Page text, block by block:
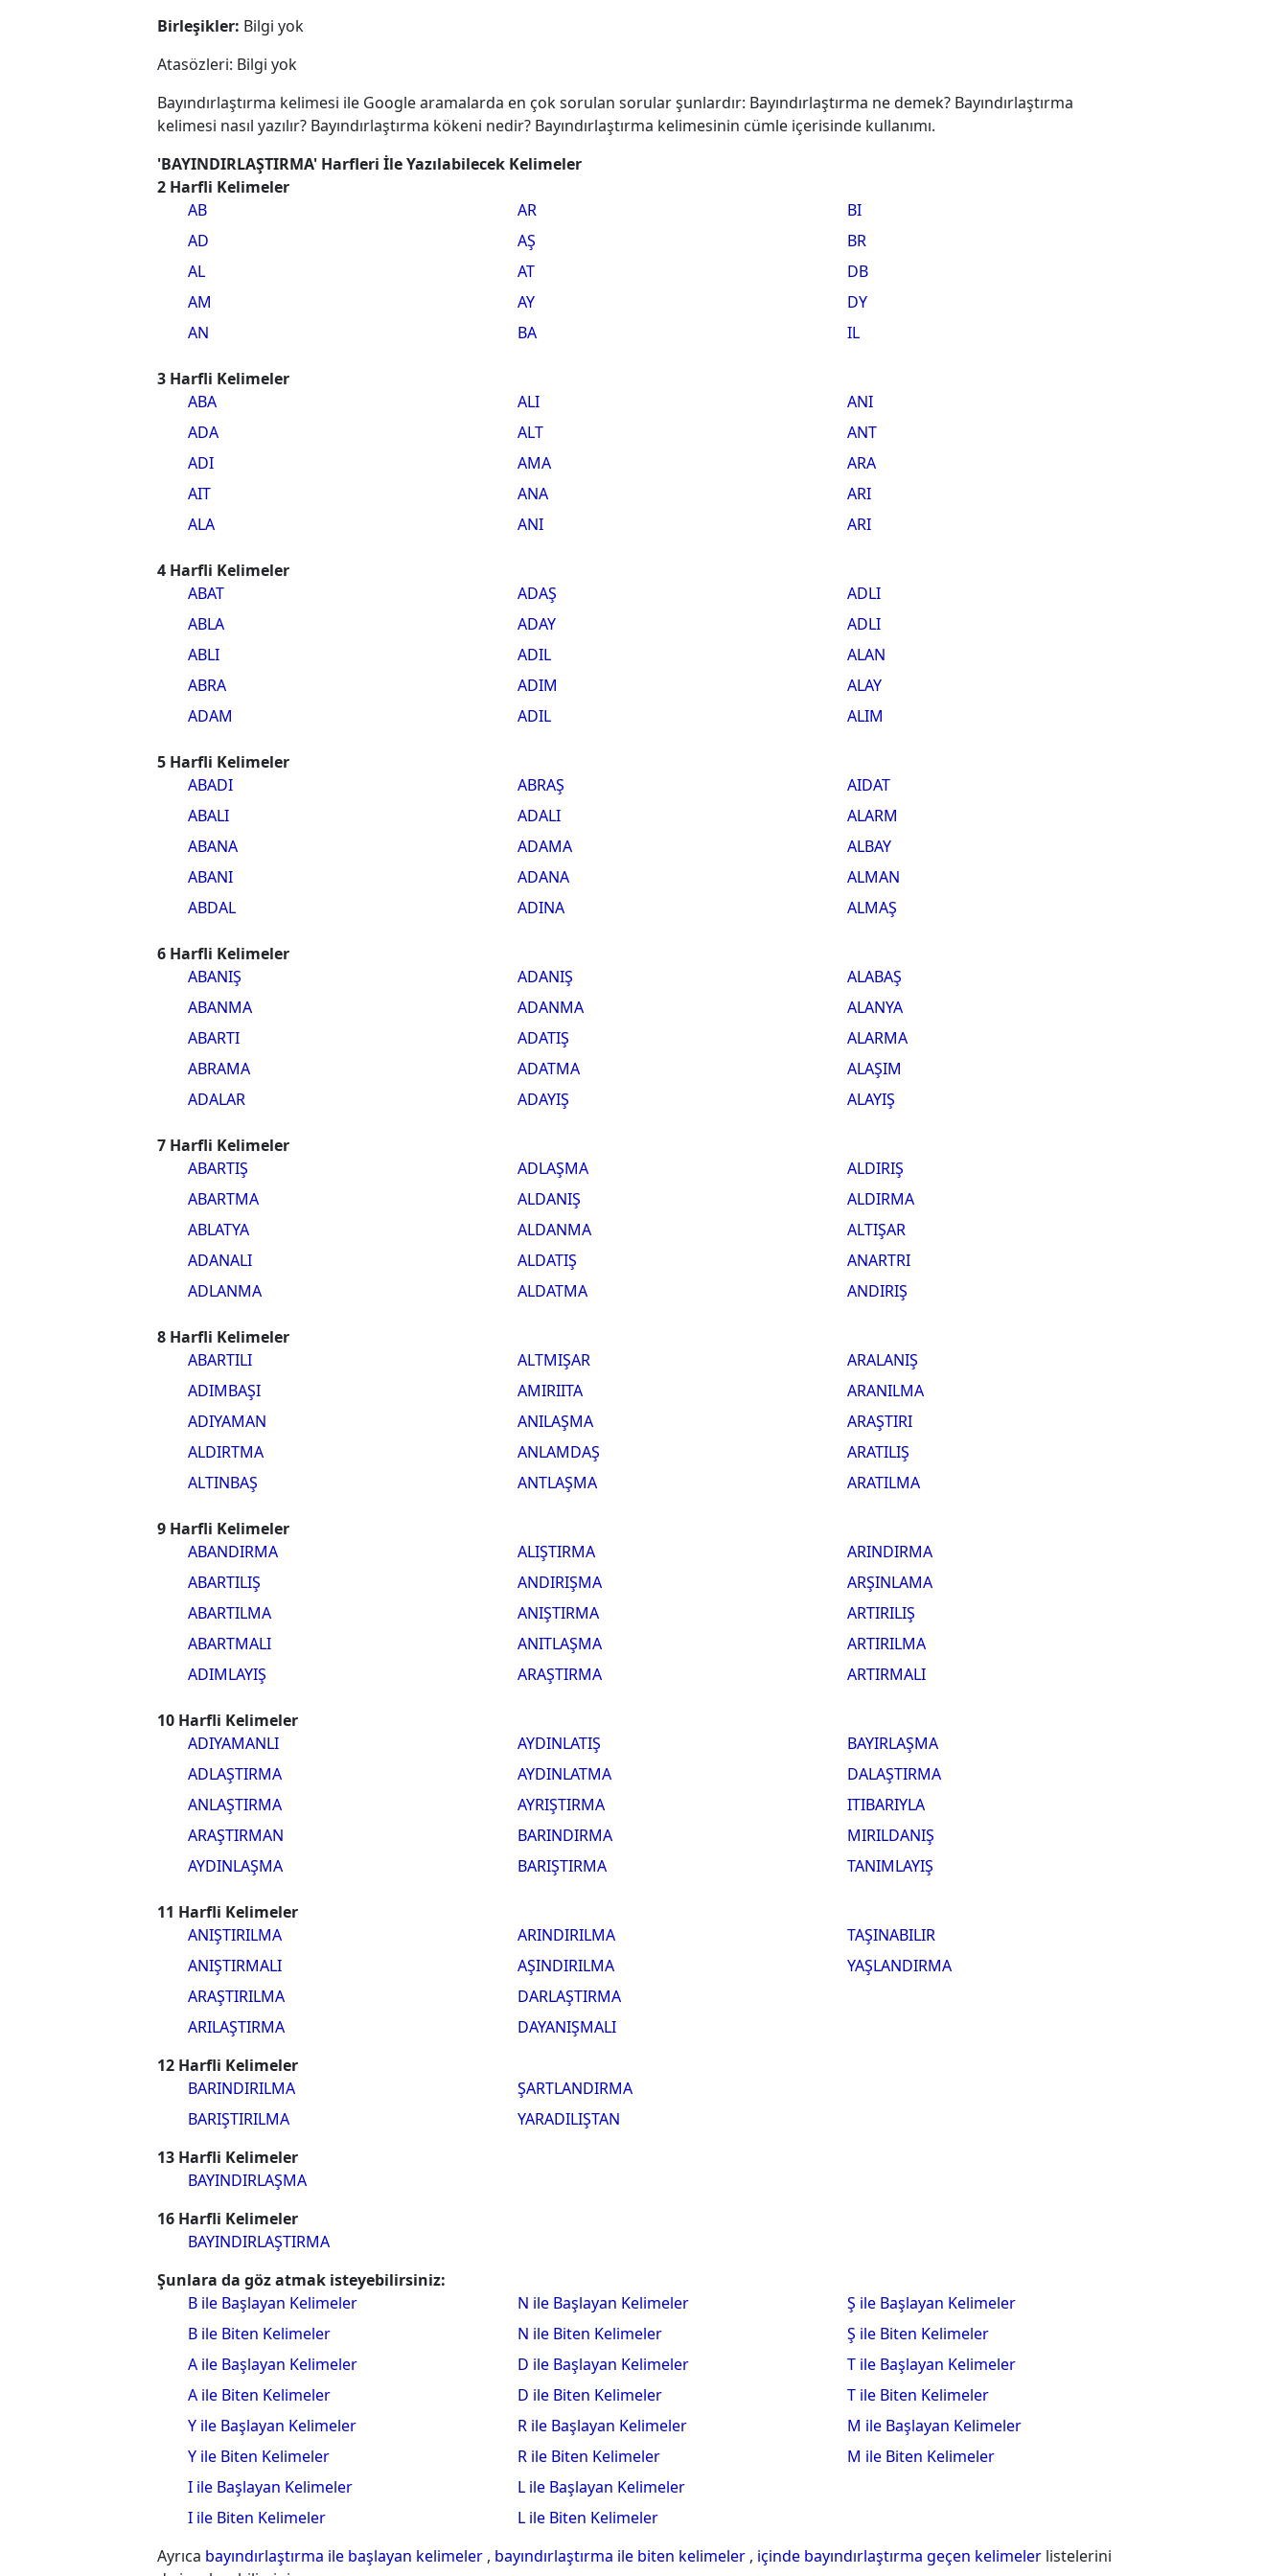
Birleşikler: Bilgi yok
Atasözleri: Bilgi yok
Bayındırlaştırma kelimesi ile Google aramalarda en çok sorulan sorular şunlardır: Bayındırlaştırma ne demek? Bayındırlaştırma
kelimesi nasıl yazılır? Bayındırlaştırma kökeni nedir? Bayındırlaştırma kelimesinin cümle içerisinde kullanımı.
'BAYINDIRLAŞTIRMA' Harfleri İle Yazılabilecek Kelimeler
2 Harfli Kelimeler
AB
AD
AL
AM
AN
AR
AŞ
AT
AY
BA
BI
BR
DB
DY
IL
3 Harfli Kelimeler
ABA
ADA
ADI
AIT
ALA
ALI
ALT
AMA
ANA
ANI
ANI
ANT
ARA
ARI
ARI
4 Harfli Kelimeler
ABAT
ABLA
ABLI
ABRA
ADAM
ADAŞ
ADAY
ADIL
ADIM
ADIL
ADLI
ADLI
ALAN
ALAY
ALIM
5 Harfli Kelimeler
ABADI
ABALI
ABANA
ABANI
ABDAL
ABRAŞ
ADALI
ADAMA
ADANA
ADINA
AIDAT
ALARM
ALBAY
ALMAN
ALMAŞ
6 Harfli Kelimeler
ABANIŞ
ABANMA
ABARTI
ABRAMA
ADALAR
ADANIŞ
ADANMA
ADATIŞ
ADATMA
ADAYIŞ
ALABAŞ
ALANYA
ALARMA
ALAŞIM
ALAYIŞ
7 Harfli Kelimeler
ABARTIŞ
ABARTMA
ABLATYA
ADANALI
ADLANMA
ADLAŞMA
ALDANIŞ
ALDANMA
ALDATIŞ
ALDATMA
ALDIRIŞ
ALDIRMA
ALTIŞAR
ANARTRI
ANDIRIŞ
8 Harfli Kelimeler
ABARTILI
ADIMBAŞI
ADIYAMAN
ALDIRTMA
ALTINBAŞ
ALTMIŞAR
AMIRIITA
ANILAŞMA
ANLAMDAŞ
ANTLAŞMA
ARALANIŞ
ARANILMA
ARAŞTIRI
ARATILIŞ
ARATILMA
9 Harfli Kelimeler
ABANDIRMA
ABARTILIŞ
ABARTILMA
ABARTMALI
ADIMLAYIŞ
ALIŞTIRMA
ANDIRIŞMA
ANIŞTIRMA
ANITLAŞMA
ARAŞTIRMA
ARINDIRMA
ARŞINLAMA
ARTIRILIŞ
ARTIRILMA
ARTIRMALI
10 Harfli Kelimeler
ADIYAMANLI
ADLAŞTIRMA
ANLAŞTIRMA
ARAŞTIRMAN
AYDINLAŞMA
AYDINLATIŞ
AYDINLATMA
AYRIŞTIRMA
BARINDIRMA
BARIŞTIRMA
BAYIRLAŞMA
DALAŞTIRMA
ITIBARIYLA
MIRILDANIŞ
TANIMLAYIŞ
11 Harfli Kelimeler
ANIŞTIRILMA
ANIŞTIRMALI
ARAŞTIRILMA
ARILAŞTIRMA
ARINDIRILMA
AŞINDIRILMA
DARLAŞTIRMA
DAYANIŞMALI
TAŞINABILIR
YAŞLANDIRMA
12 Harfli Kelimeler
BARINDIRILMA
BARIŞTIRILMA
ŞARTLANDIRMA
YARADILIŞTAN
13 Harfli Kelimeler
BAYINDIRLAŞMA
16 Harfli Kelimeler
BAYINDIRLAŞTIRMA
Şunlara da göz atmak isteyebilirsiniz:
B ile Başlayan Kelimeler
B ile Biten Kelimeler
A ile Başlayan Kelimeler
A ile Biten Kelimeler
Y ile Başlayan Kelimeler
Y ile Biten Kelimeler
I ile Başlayan Kelimeler
I ile Biten Kelimeler
N ile Başlayan Kelimeler
N ile Biten Kelimeler
D ile Başlayan Kelimeler
D ile Biten Kelimeler
R ile Başlayan Kelimeler
R ile Biten Kelimeler
L ile Başlayan Kelimeler
L ile Biten Kelimeler
Ş ile Başlayan Kelimeler
Ş ile Biten Kelimeler
T ile Başlayan Kelimeler
T ile Biten Kelimeler
M ile Başlayan Kelimeler
M ile Biten Kelimeler
Ayrıca bayındırlaştırma ile başlayan kelimeler , bayındırlaştırma ile biten kelimeler , içinde bayındırlaştırma geçen kelimeler listelerini